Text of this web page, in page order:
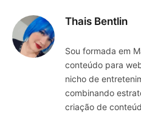
Thais Bentlin
Sou formada em
conteúdo para
nicho de
combinando
criação de